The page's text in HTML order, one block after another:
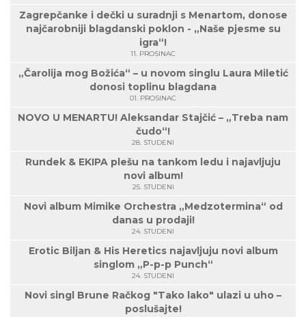
Zagrepčanke i dečki u suradnji s Menartom, donose
najčarobniji blagdanski poklon - „Naše pjesme su
igra“!
11. PROSINAC
„Čarolija mog Božića“ – u novom singlu Laura Miletić
donosi toplinu blagdana
01. PROSINAC
NOVO U MENARTU! Aleksandar Stajčić – „Treba nam
čudo“!
28. STUDENI
Rundek & EKIPA plešu na tankom ledu i najavljuju
novi album!
25. STUDENI
Novi album Mimike Orchestra „Medzotermina“ od
danas u prodaji!
24. STUDENI
Erotic Biljan & His Heretics najavljuju novi album
singlom „P-p-p Punch“
24. STUDENI
Novi singl Brune Račkog "Tako lako" ulazi u uho –
poslušajte!